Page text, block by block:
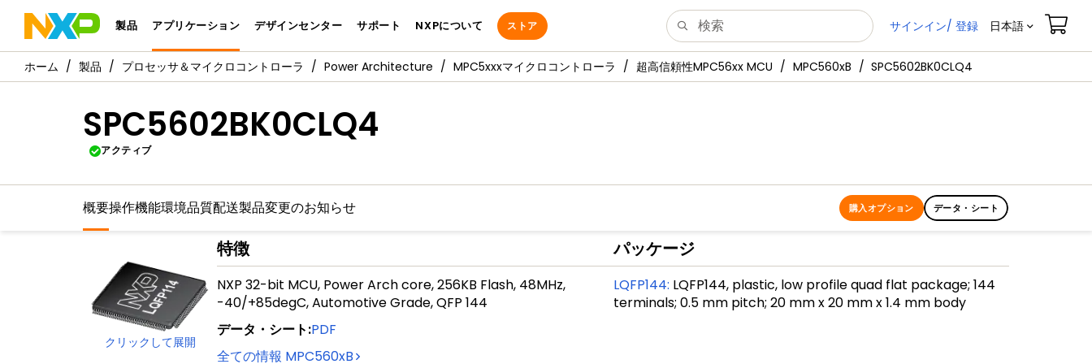
製品 アプリケーション デザインセンター サポート NXPについて ストア サインイン/ 登録 日本語
製品 プロセッサ＆マイクロコントローラ Power Architecture MPC5xxxマイクロコントローラ 超高信頼性MPC56xx MCU MPC560xB SPC5602BK0CLQ4
SPC5602BK0CLQ4
アクティブ
概要操作機能環境品質配送製品変更のお知らせ 購入オプション データ・シート
クリックして展開
特徴
NXP 32-bit MCU, Power Arch core, 256KB Flash, 48MHz,
-40/+85degC, Automotive Grade, QFP 144
データ・シート:PDF
全ての情報 MPC560xB
パッケージ
LQFP144: LQFP144, plastic, low profile quad flat package; 144
terminals; 0.5 mm pitch; 20 mm x 20 mm x 1.4 mm body